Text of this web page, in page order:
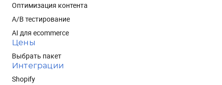
Оптимизация контента
A/B тестирование
AI для ecommerce
Цены
Выбрать пакет
Интеграции
Shopify